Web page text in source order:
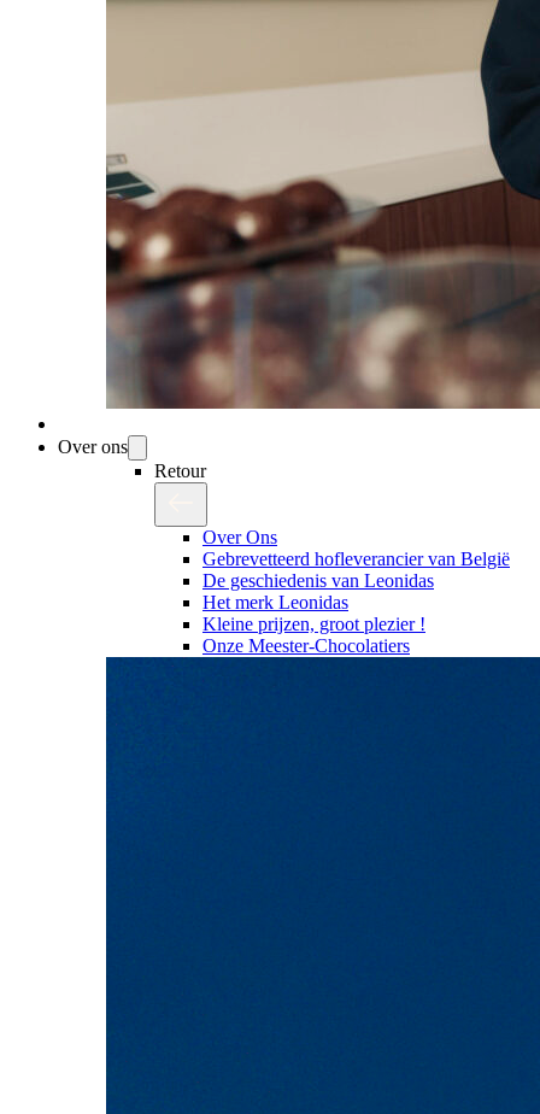
Over ons
Retour
Over Ons
Gebrevetteerd hofleverancier van België
De geschiedenis van Leonidas
Het merk Leonidas
Kleine prijzen, groot plezier !
Onze Meester-Chocolatiers